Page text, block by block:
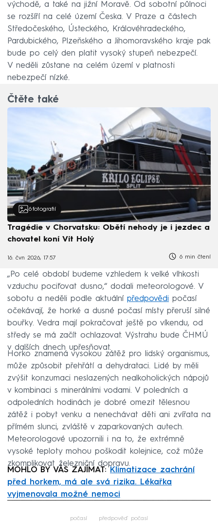
východě, a také na jižní Moravě. Od sobotní půlnoci
se rozšíří na celé území Česka. V Praze a částech
Středočeského, Ústeckého, Královéhradeckého,
Pardubického, Plzeňského a Jihomoravského kraje pak
bude po celý den platit vysoký stupeň nebezpečí.
V neděli zůstane na celém území v platnosti
nebezpečí nízké.
Čtěte také
6 fotografií
Tragédie v Chorvatsku: Obětí nehody je i jezdec a
chovatel koní Vít Holý
16. čvn 2026, 17:57 6 min čtení
„Po celé období budeme vzhledem k velké vlhkosti
vzduchu pociťovat dusno,“ dodali meteorologové. V
sobotu a neděli podle aktuální předpovědi počasí
očekávají, že horké a dusné počasí místy přeruší silné
bouřky. Vedra mají pokračovat ještě po víkendu, od
středy se má začít ochlazovat. Výstrahu bude ČHMÚ
v dalších dnech upřesňovat.
Horko znamená vysokou zátěž pro lidský organismus,
může způsobit přehřátí a dehydrataci. Lidé by měli
zvýšit konzumaci neslazených nealkoholických nápojů
v kombinaci s minerálními vodami. V poledních a
odpoledních hodinách je dobré omezit tělesnou
zátěž i pobyt venku a nenechávat děti ani zvířata na
přímém slunci, zvláště v zaparkovaných autech.
Meteorologové upozornili i na to, že extrémně
vysoké teploty mohou poškodit kolejnice, což může
zkomplikovat železniční dopravu.
MOHLO BY VÁS ZAJÍMAT:Klimatizace zachrání
před horkem, má ale svá rizika. Lékařka
vyjmenovala možné nemoci
počasí předpověď počasí